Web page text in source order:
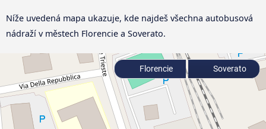
Níže uvedená mapa ukazuje, kde najdeš všechna autobusová
nádraží v městech Florencie a Soverato.
Florencie Soverato